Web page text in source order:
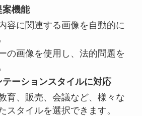
案機能
容に関連する画像を自動的に
の画像を使用し、法的問題を
ーションスタイルに対応
育、販売、会議など、様々な
スタイルを選択できます。